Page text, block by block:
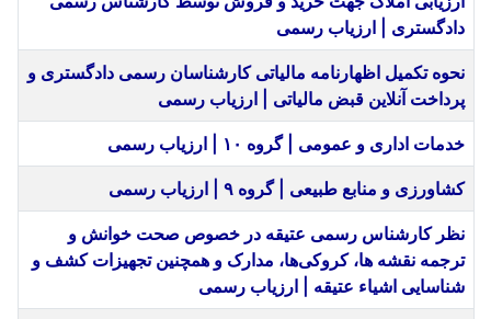
دادگستری | ارزیاب رسمی
نحوه تکمیل اظهارنامه مالیاتی کارشناسان رسمی دادگستری و
پرداخت آنلاین قبض مالیاتی | ارزیاب رسمی
خدمات اداری و عمومی | گروه ۱۰ | ارزیاب رسمی
کشاورزی و منابع طبیعی | گروه ۹ | ارزیاب رسمی
نظر کارشناس رسمی عتیقه در خصوص صحت خوانش و
ترجمه نقشه ها، کروکی‌ها، مدارک و همچنین تجهیزات کشف و
شناسایی اشیاء عتیقه | ارزیاب رسمی